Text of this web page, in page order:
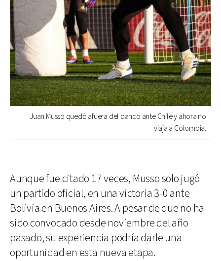
Juan Musso quedó afuera del banco ante Chile y ahora no
viaja a Colombia.
Aunque fue citado 17 veces, Musso solo jugó
un partido oficial, en una victoria 3-0 ante
Bolivia en Buenos Aires. A pesar de que no ha
sido convocado desde noviembre del año
pasado, su experiencia podría darle una
oportunidad en esta nueva etapa.